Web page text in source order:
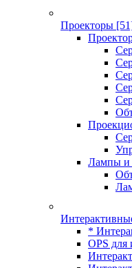
Проекторы
Лампы и
*
OPS для